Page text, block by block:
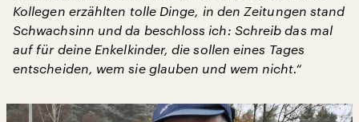
Kollegen erzählten tolle Dinge, in den Zeitungen stand
Schwachsinn und da beschloss ich: Schreib das mal
auf für deine Enkelkinder, die sollen eines Tages
entscheiden, wem sie glauben und wem nicht.“